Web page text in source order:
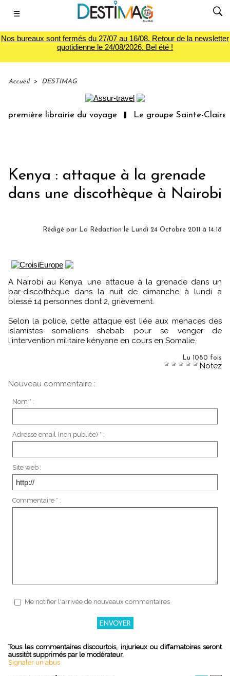
☰
Nos bureaux sont fermés du 27/07 au 16/08. Retour de la newsletter
quotidienne le 24/08/2026. Bel été !
Accueil > DESTIMAG
librairie du voyage Le groupe Sainte-Claire
Kenya : attaque à la grenade
dans une discothèque à Nairobi
Rédigé par La Rédaction le Lundi 24 Octobre 2011 à 14:18
A Nairobi au Kenya, une attaque à la grenade dans un
bar-discothèque dans la nuit de dimanche à lundi a
blessé 14 personnes dont 2, grièvement.
Selon la police, cette attaque est liée aux menaces des
islamistes somaliens shebab pour se venger de
l'intervention militaire kényane en cours en Somalie.
Lu 1080 fois
Notez
Nouveau commentaire :
Nom * :
Adresse email (non publiée) * :
Site web :
Commentaire * :
Me notifier l'arrivée de nouveaux commentaires
Tous les commentaires discourtois, injurieux ou diffamatoires seront
aussitôt supprimés par le modérateur.
Signaler un abus